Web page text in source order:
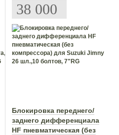
38 000
Блокировка переднего/
заднего дифференциала
HF пневматическая (без